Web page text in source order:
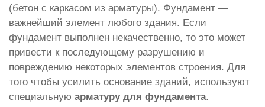
(бетон с каркасом из арматуры). Фундамент —
важнейший элемент любого здания. Если
фундамент выполнен некачественно, то это может
привести к последующему разрушению и
повреждению некоторых элементов строения. Для
того чтобы усилить основание зданий, используют
специальную арматуру для фундамента.